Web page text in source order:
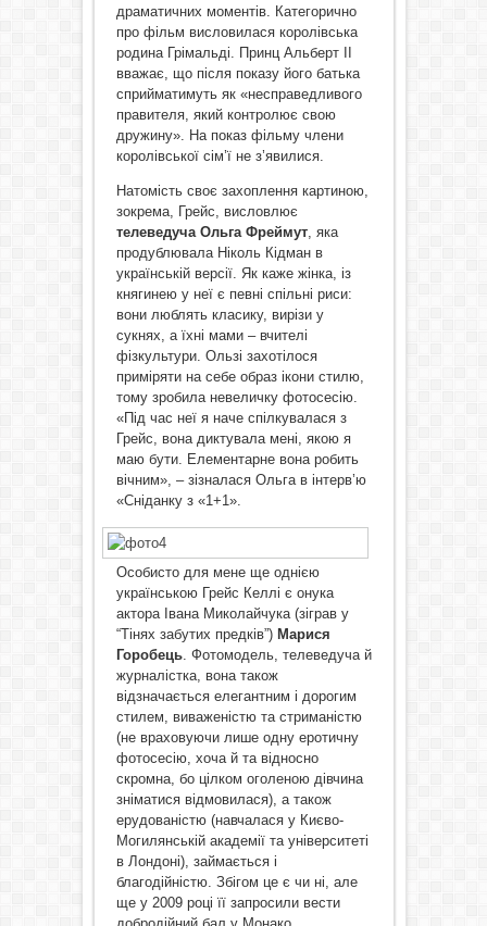
драматичних моментів. Категорично
про фільм висловилася королівська
родина Грімальді. Принц Альберт ІІ
вважає, що після показу його батька
сприйматимуть як «несправедливого
правителя, який контролює свою
дружину». На показ фільму члени
королівської сім’ї не з’явилися.
Натомість своє захоплення картиною,
зокрема, Грейс, висловлює
телеведуча Ольга Фреймут, яка
продублювала Ніколь Кідман в
українській версії. Як каже жінка, із
княгинею у неї є певні спільні риси:
вони люблять класику, вирізи у
сукнях, а їхні мами – вчителі
фізкультури. Ользі захотілося
приміряти на себе образ ікони стилю,
тому зробила невеличку фотосесію.
«Під час неї я наче спілкувалася з
Грейс, вона диктувала мені, якою я
маю бути. Елементарне вона робить
вічним», – зізналася Ольга в інтерв’ю
«Сніданку з «1+1».
Особисто для мене ще однією
українською Грейс Келлі є онука
актора Івана Миколайчука (зіграв у
“Тінях забутих предків”) Марися
Горобець. Фотомодель, телеведуча й
журналістка, вона також
відзначається елегантним і дорогим
стилем, виваженістю та стриманістю
(не враховуючи лише одну еротичну
фотосесію, хоча й та відносно
скромна, бо цілком оголеною дівчина
зніматися відмовилася), а також
ерудованістю (навчалася у Києво-
Могилянській академії та університеті
в Лондоні), займається і
благодійністю. Збігом це є чи ні, але
ще у 2009 році її запросили вести
добродійний бал у Монако.